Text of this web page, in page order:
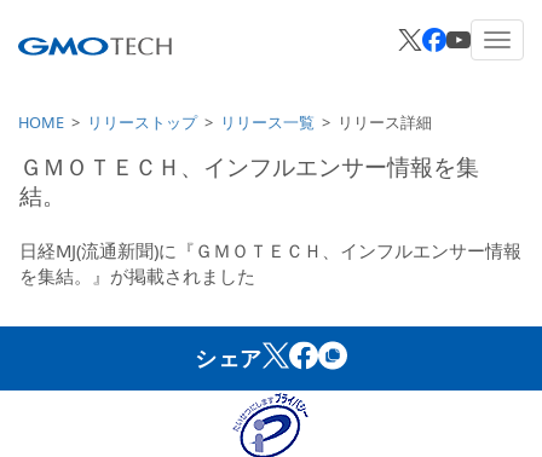
HOME リリーストップ リリース一覧 リリース詳細
ＧＭＯＴＥＣＨ、インフルエンサー情報を集
結。
日経MJ(流通新聞)に『ＧＭＯＴＥＣＨ、インフルエンサー情報
を集結。』が掲載されました
シェア